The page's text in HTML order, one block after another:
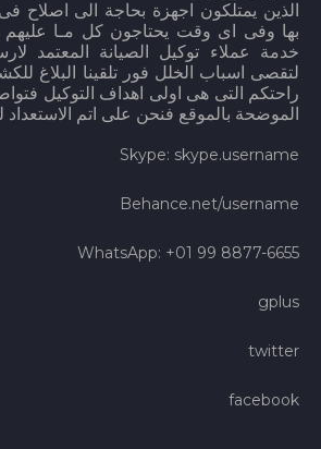
الذين يمتلكون اجهزة بحاجة الى اصلاح
بها وفى اى وقت يحتاجون كل مـا عليهم
خدمة عملاء توكيل الصيانة المعتمد
لتقصى اسباب الخلل فور تلقينا البلاغ
راحتكم التى هى اولى اهداف التوكيل
الموضحة بالموقع فنحن على اتم الاستعداد
Skype: skype.username
Behance.net/username
WhatsApp: +01 99 8877-6655
gplus
twitter
facebook